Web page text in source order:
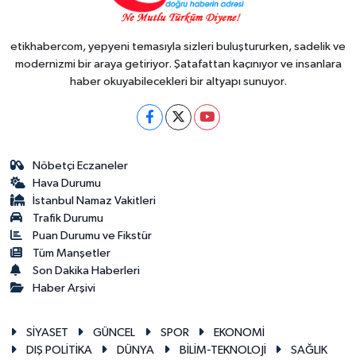
etikhabercom, yepyeni temasıyla sizleri buluştururken, sadelik ve
modernizmi bir araya getiriyor. Şatafattan kaçınıyor ve insanlara
haber okuyabilecekleri bir altyapı sunuyor.
Nöbetçi Eczaneler
Hava Durumu
İstanbul Namaz Vakitleri
Trafik Durumu
Puan Durumu ve Fikstür
Tüm Manşetler
Son Dakika Haberleri
Haber Arşivi
SİYASET GÜNCEL SPOR
EKONOMİ
DIŞ POLİTİKA
DÜNYA BİLİM-TEKNOLOJİ SAĞLIK